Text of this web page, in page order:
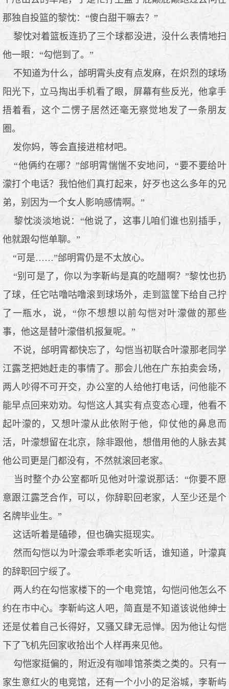
那独自投篮的黎忱：“傻白甜干嘛去？”
黎忱对着篮板连扔了三个球都没进，没什么表情地扫
他一眼：“勾恺到了。”
不知道为什么，邰明霄头皮有点发麻，在炽烈的球场
阳光下，立马掏出手机看了眼，屏幕有些反光，他拿手
捂着看，这个二愣子居然还毫无察觉地发了一条朋友
圈。
发你妈，等会直接进棺材吧。
“他俩约在哪？”邰明霄惴惴不安地问，“要不要给叶
濛打个电话？我怕他们真打起来，好歹也这么多年的兄
弟，别因为一个女人影响感情啊。”
黎忱淡淡地说：“他说了，这事儿咱们谁也别插手，
他就跟勾恺单聊。”
“可是……”邰明霄仍是不太放心。
“别可是了，你以为李靳屿是真的吃醋啊？”黎忱也扔
了球，任它咕噜咕噜滚到球场外，走到篮筐下给自己拧
了一瓶水，说，“你不想想以前勾恺对叶濛做的那些
事，他这是替叶濛借机报复呢。”
不说，邰明霄都快忘了，勾恺当初联合叶濛那老同学
江露芝把她赶走的事情了。那会儿他在广东拍卖会场，
两人吵得不可开交，办公室的人给他打电话，问他能不
能早点回来劝劝。勾恺这人其实有点变态心理，他看不
起叶濛的，又想叶濛从此依附于他，仰仗他的鼻息而
活，叶濛想留在北京，除非跟他，想借用他的人脉去其
他公司更是门都没有，不然就滚回老家。
当时整个办公室都听见他对叶濛说那话：“你要不愿
意跟江露芝合作，可以，你辞职回老家，人至少还是个
名牌毕业生。”
这话听着是磕碜，但也确实挺现实。
然而勾恺以为叶濛会乖乖老实听话，谁知道，叶濛真
的辞职回宁绥了。
两人约在勾恺家楼下的一个电竞馆，勾恺问他怎么不
约在市中心。李靳屿这人吧，简直是不知道该说他绅士
还是仗着自己长得好，又骚又肆无忌惮。因为他让勾恺
下了飞机先回家收拾出个人样再来见他。
勾恺家挺偏的，附近没有咖啡馆茶类之类的。只有一
家生意红火的电竞馆，还有一个小小的足浴城，李靳屿